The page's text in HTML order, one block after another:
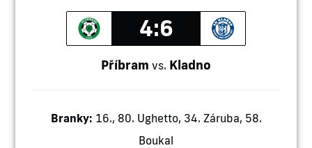
4:6
Příbram vs. Kladno
Branky: 16., 80. Ughetto, 34. Záruba, 58.
Boukal